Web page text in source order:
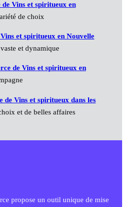
Vins et spiritueux en
de choix
et spiritueux en Nouvelle
et dynamique
de Vins et spiritueux en
Vins et spiritueux dans les
et de belles affaires
propose un outil unique de mise